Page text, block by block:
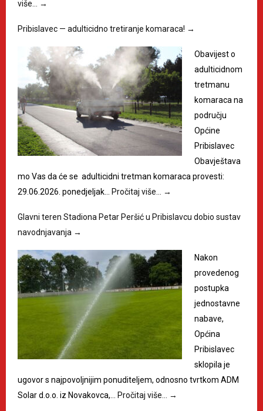
više… →
Pribislavec — adulticidno tretiranje komaraca! →
Obavijest o
adulticidnom
tretmanu
komaraca na
području
Općine
Pribislavec
Obavještava
mo Vas da će se adulticidni tretman komaraca provesti:
29.06.2026. ponedjeljak… Pročitaj više… →
Glavni teren Stadiona Petar Peršić u Pribislavcu dobio sustav
navodnjavanja →
Nakon
provedenog
postupka
jednostavne
nabave,
Općina
Pribislavec
sklopila je
ugovor s najpovoljnijim ponuditeljem, odnosno tvrtkom ADM
Solar d.o.o. iz Novakovca,… Pročitaj više… →